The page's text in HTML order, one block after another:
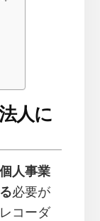
人に
個人事業
必要が
コーダ